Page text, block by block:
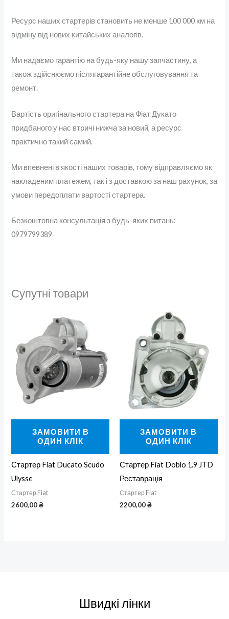
Ресурс наших стартерів становить не менше 100 000 км на
відміну від нових китайських аналогів.
Ми надаємо гарантію на будь-яку нашу запчастину, а
також здійснюємо післягарантійне обслуговування та
ремонт.
Вартість оригінального стартера на Фіат Дукато
придбаного у нас втричі нижча за новий, а ресурс
практично такий самий.
Ми впевнені в якості наших товарів, тому відправляємо як
накладеним платежем, так і з доставкою за наш рахунок, за
умови передоплати вартості стартера.
Безкоштовна консультація з будь-яких питань:
0979799389
Супутні товари
ЗАМОВИТИ В
ОДИН КЛІК
Стартер Fiat Ducato Scudo
Ulysse
Стартер Fiat
2600,00₴
ЗАМОВИТИ В
ОДИН КЛІК
Стартер Fiat Doblo 1.9 JTD
Реставрація
Стартер Fiat
2200,00₴
Швидкі лінки